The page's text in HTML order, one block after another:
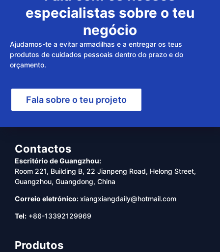
especialistas sobre o teu
negócio
Ajudamos-te a evitar armadilhas e a entregar os teus
produtos de cuidados pessoais dentro do prazo e do
orçamento.
Fala sobre o teu projeto
Contactos
Escritório de Guangzhou:
Room 221, Building B, 22 Jianpeng Road, Helong Street,
Guangzhou, Guangdong, China
Correio eletrónico:xiangxiangdaily@hotmail.com
Tel: +86-13392129969
Produtos